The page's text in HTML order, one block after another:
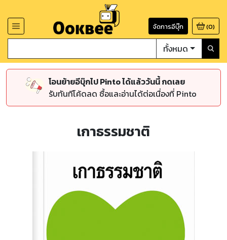
จัดการอีบุ๊ก (0)
ทั้งหมด
โอนย้ายอีบุ๊กไป Pinto ได้แล้ววันนี้ กดเลย
รับทันทีโค้ดลด ซื้อและอ่านได้ต่อเนื่องที่ Pinto
เกาธรรมชาติ